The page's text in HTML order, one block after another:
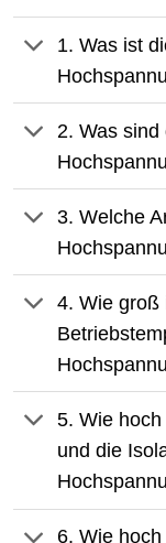
1. Was ist
2. Was
3. Welche
4. Wie groß
5. Wie
und die
6. Wie